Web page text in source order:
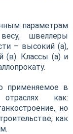
параметрам
швеллеры
– высокий (а),
(в). Классы (а) и
применяемое в
как:
но
как